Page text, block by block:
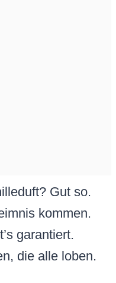
Gut so.
kommen.
garantiert.
die alle loben.